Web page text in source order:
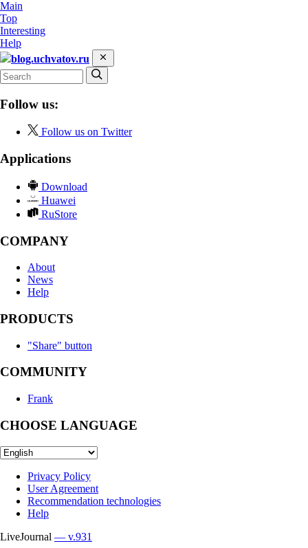
Main
Top
Interesting
Help
blog.uchvatov.ru
Follow us:
Follow us on Twitter
Applications
Download
Huawei
RuStore
COMPANY
About
News
Help
PRODUCTS
"Share" button
COMMUNITY
Frank
CHOOSE LANGUAGE
Privacy Policy
User Agreement
Recommendation technologies
Help
LiveJournal — v.931